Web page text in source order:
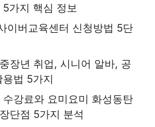
가지 핵심 정보
이버교육센터 신청방법 5단
장년 취업, 시니어 알바, 공
법 5가지
강료와 요미요미 화성동탄
단점 5가지 분석